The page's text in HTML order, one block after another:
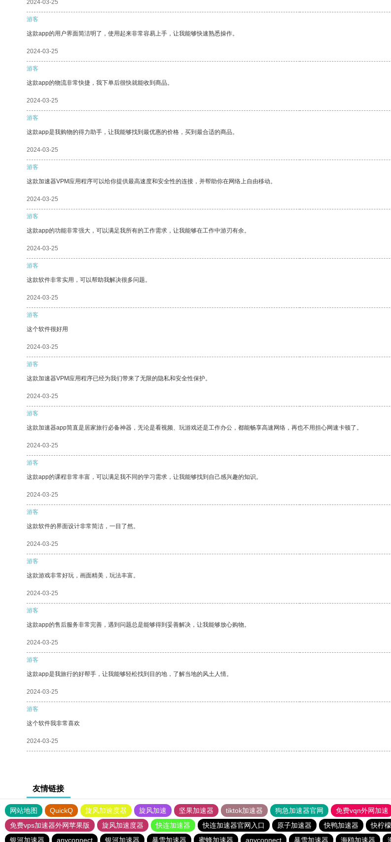
2024-03-25
游客
这款app的用户界面简洁明了，使用起来非常容易上手，让我能够快速熟悉操作。
2024-03-25
游客
这款app的物流非常快捷，我下单后很快就能收到商品。
2024-03-25
游客
这款app是我购物的得力助手，让我能够找到最优惠的价格，买到最合适的商品。
2024-03-25
游客
这款加速器VPM应用程序可以给你提供最高速度和安全性的连接，并帮助你在网络上自由移动。
2024-03-25
游客
这款app的功能非常强大，可以满足我所有的工作需求，让我能够在工作中游刃有余。
2024-03-25
游客
这款软件非常实用，可以帮助我解决很多问题。
2024-03-25
游客
这个软件很好用
2024-03-25
游客
这款加速器VPM应用程序已经为我们带来了无限的隐私和安全性保护。
2024-03-25
游客
这款加速器app简直是居家旅行必备神器，无论是看视频、玩游戏还是工作办公，都能畅享高速网络，再也不用担心网速卡顿了。
2024-03-25
游客
这款app的课程非常丰富，可以满足我不同的学习需求，让我能够找到自己感兴趣的知识。
2024-03-25
游客
这款软件的界面设计非常简洁，一目了然。
2024-03-25
游客
这款游戏非常好玩，画面精美，玩法丰富。
2024-03-25
游客
这款app的售后服务非常完善，遇到问题总是能够得到妥善解决，让我能够放心购物。
2024-03-25
游客
这款app是我旅行的好帮手，让我能够轻松找到目的地，了解当地的风土人情。
2024-03-25
游客
这个软件我非常喜欢
2024-03-25
友情链接
网站地图 QuickQ 旋风加速度器 旋风加速 坚果加速器 tiktok加速器 狗急加速器官网 免费vqn外网加速
免费vps加速器外网苹果版
旋风加速度器 快连加速器 快连加速器官网入口 原子加速器 快鸭加速器 快柠
银河加速器
anyconnect 银河加速器 暴雪加速器 蜜蜂加速器 anyconnect 暴雪加速器 海鸥加速器